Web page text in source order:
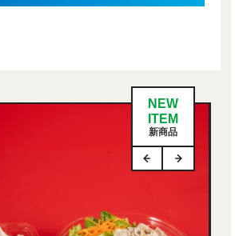
NEW
ITEM
新商品